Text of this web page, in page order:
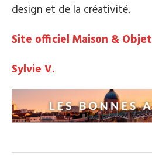
design et de la créativité.
Site officiel Maison & Objet
Sylvie V.